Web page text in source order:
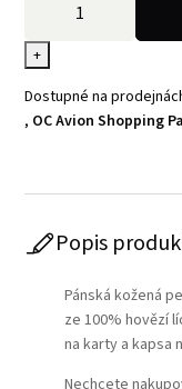
+
Dostupné na
, OC Avion Shopping
Popis
Pánská kožená
ze 100% hovězí
na karty a kapsa
Nechcete